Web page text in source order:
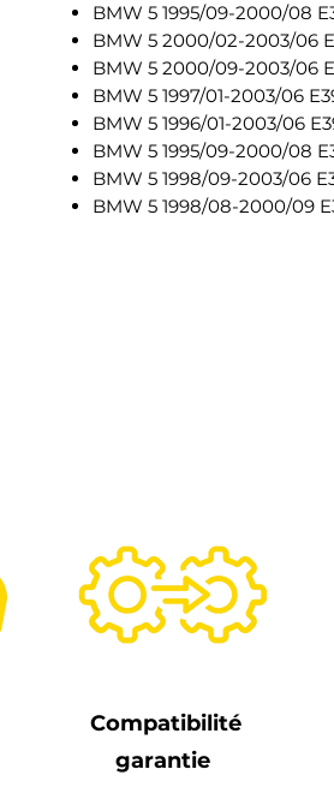
BMW 5 1995/09-2000/08
BMW 5 2000/02-2003/06
BMW 5 2000/09-2003/06
BMW 5 1997/01-2003/06
BMW 5 1996/01-2003/06
BMW 5 1995/09-2000/08
BMW 5 1998/09-2003/06
BMW 5 1998/08-2000/09
Compatibilité
garantie